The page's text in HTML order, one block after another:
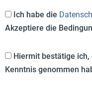
Ich habe die
Akzeptiere die
Hiermit bestätige ich,
Kenntnis genommen